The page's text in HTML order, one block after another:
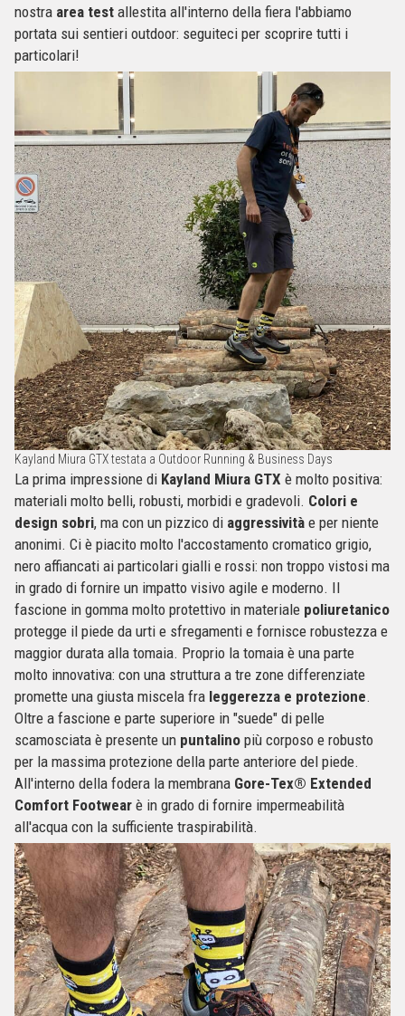
nostra area test allestita all'interno della fiera l'abbiamo
portata sui sentieri outdoor: seguiteci per scoprire tutti i
particolari!
Kayland Miura GTX testata a Outdoor Running & Business Days
La prima impressione di Kayland Miura GTX è molto positiva:
materiali molto belli, robusti, morbidi e gradevoli. Colori e
design sobri, ma con un pizzico di aggressività e per niente
anonimi. Ci è piacito molto l'accostamento cromatico grigio,
nero affiancati ai particolari gialli e rossi: non troppo vistosi ma
in grado di fornire un impatto visivo agile e moderno. Il
fascione in gomma molto protettivo in materiale poliuretanico
protegge il piede da urti e sfregamenti e fornisce robustezza e
maggior durata alla tomaia. Proprio la tomaia è una parte
molto innovativa: con una struttura a tre zone differenziate
promette una giusta miscela fra leggerezza e protezione.
Oltre a fascione e parte superiore in "suede" di pelle
scamosciata è presente un puntalino più corposo e robusto
per la massima protezione della parte anteriore del piede.
All'interno della fodera la membrana Gore-Tex® Extended
Comfort Footwear è in grado di fornire impermeabilità
all'acqua con la sufficiente traspirabilità.